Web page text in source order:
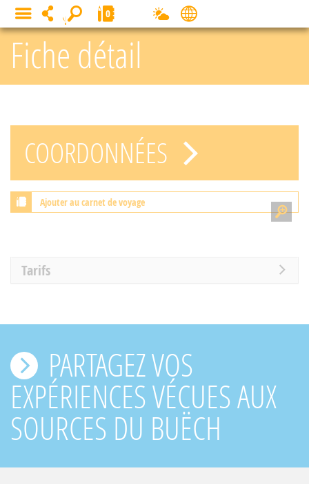
Fiche détail
COORDONNÉES
Ajouter au carnet de voyage
Tarifs
PARTAGEZ VOS
EXPÉRIENCES VÉCUES AUX
SOURCES DU BUËCH
MENU 0
Panneau de gestion des cookies